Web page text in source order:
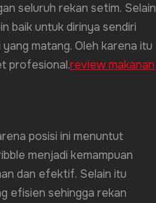
seluruh rekan setim. Selain
baik untuk dirinya sendiri
matang. Oleh karena itu
profesional.review makanan
posisi ini menuntut
menjadi kemampuan
dan efektif. Selain itu
efisien sehingga rekan